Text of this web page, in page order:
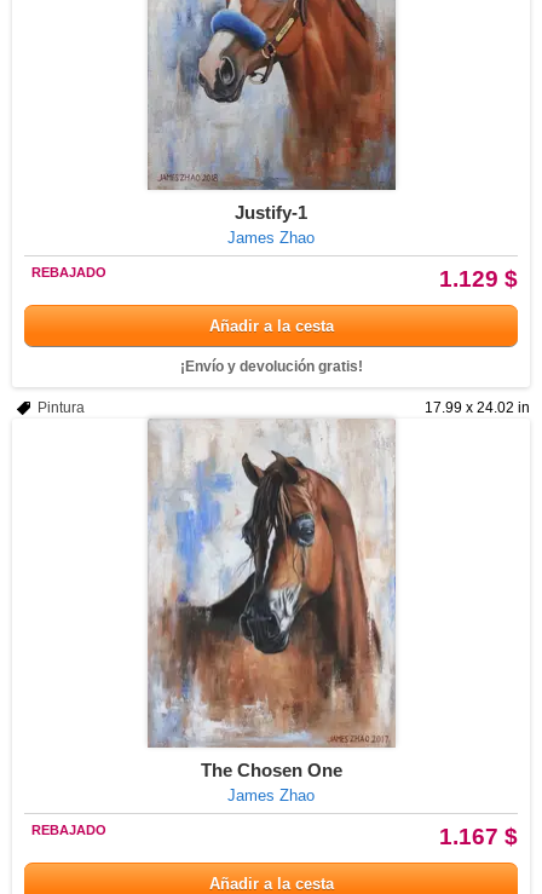
Justify-1
James Zhao
1.129 $
REBAJADO
Añadir a la cesta
¡Envío y devolución gratis!
17.99 x 24.02 in
Pintura
The Chosen One
James Zhao
1.167 $
REBAJADO
Añadir a la cesta